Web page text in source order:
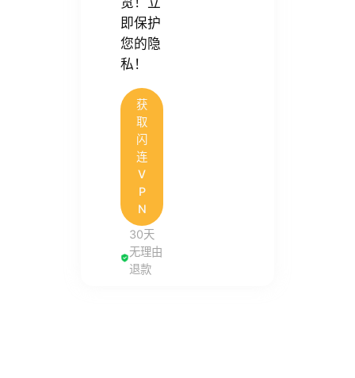
即保护
您的隐
私！
获
取
闪
连
V
P
N
30天
无理由
退款